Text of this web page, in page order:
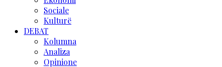
Sociale
Kulturë
DEBAT
Kolumna
Analiza
Opinione